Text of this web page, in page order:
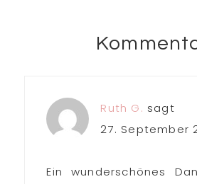
Leser-
Ruth G. sagt
27. September
Ein wunderschönes